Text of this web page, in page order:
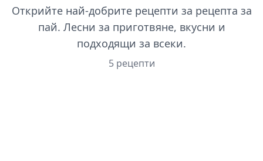
Открийте най-добрите рецепти за рецепта за
пай. Лесни за приготвяне, вкусни и
подходящи за всеки.
5 рецепти